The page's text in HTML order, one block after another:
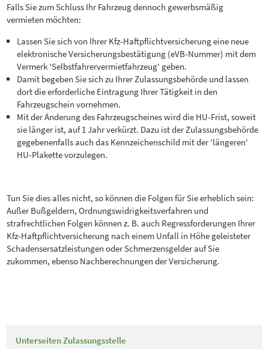
Falls Sie zum Schluss Ihr Fahrzeug dennoch gewerbsmäßig
vermieten möchten:
Lassen Sie sich von Ihrer Kfz-Haftpflichtversicherung eine neue
elektronische Versicherungsbestätigung (eVB-Nummer) mit dem
Vermerk 'Selbstfahrervermietfahrzeug' geben.
Damit begeben Sie sich zu Ihrer Zulassungsbehörde und lassen
dort die erforderliche Eintragung Ihrer Tätigkeit in den
Fahrzeugschein vornehmen.
Mit der Änderung des Fahrzeugscheines wird die HU-Frist, soweit
sie länger ist, auf 1 Jahr verkürzt. Dazu ist der Zulassungsbehörde
gegebenenfalls auch das Kennzeichenschild mit der 'längeren'
HU-Plakette vorzulegen.
Tun Sie dies alles nicht, so können die Folgen für Sie erheblich sein:
Außer Bußgeldern, Ordnungswidrigkeitsverfahren und
strafrechtlichen Folgen können z. B. auch Regressforderungen Ihrer
Kfz-Haftpflichtversicherung nach einem Unfall in Höhe geleisteter
Schadensersatzleistungen oder Schmerzensgelder auf Sie
zukommen, ebenso Nachberechnungen der Versicherung.
Unterseiten Zulassungsstelle